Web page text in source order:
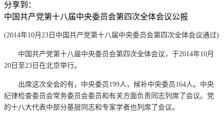
分享到：
中国共产党第十八届中央委员会第四次全体会议公报
(2014年10月23日中国共产党第十八届中央委员会第四次全体会议通过)
中国共产党第十八届中央委员会第四次全体会议，于2014年10月
20日至23日在北京举行。
出席这次全会的有，中央委员199人，候补中央委员164人。中央
纪律检查委员会常务委员会委员和有关方面负责同志列席了会议。党
的十八大代表中部分基层同志和专家学者也列席了会议。